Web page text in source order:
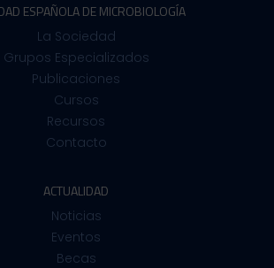
ESPAÑOLA DE MICROBIOLOGÍA
La Sociedad
Grupos Especializados
Publicaciones
Cursos
Recursos
Contacto
ACTUALIDAD
Noticias
Eventos
Becas